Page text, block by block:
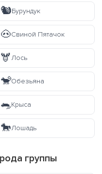
🐿️Бурундук
🐽Свиной Пятачок
🫎Лось
🐒Обезьяна
🐀Крыса
🐎Лошадь
группы